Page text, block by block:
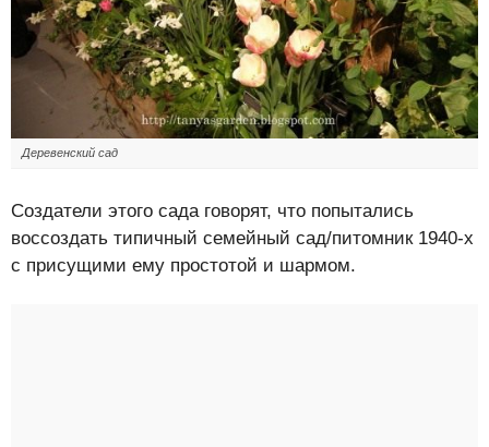
Деревенский сад
Создатели этого сада говорят, что попытались
воссоздать типичный семейный сад/питомник 1940-х
с присущими ему простотой и шармом.